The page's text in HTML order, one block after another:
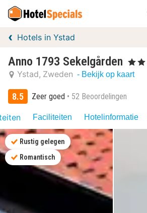
Hotels in Ystad
Anno 1793 Sekelgården , 3
Ystad Zweden - Bekijk op kaart
8.5 Zeer goed 52 Beoordelingen
Faciliteiten Hotelinformatie
Rustig gelegen
Romantisch